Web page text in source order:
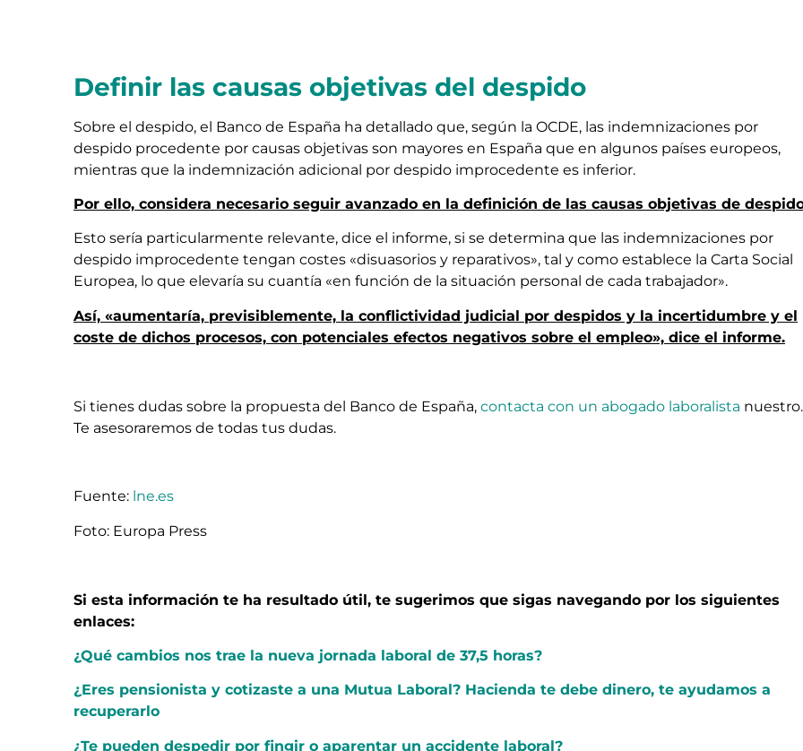
Definir las causas objetivas del despido
Sobre el despido, el Banco de España ha detallado que, según la OCDE, las indemnizaciones por
despido procedente por causas objetivas son mayores en España que en algunos países europeos,
mientras que la indemnización adicional por despido improcedente es inferior.
Por ello, considera necesario seguir avanzado en la definición de las causas objetivas de
Esto sería particularmente relevante, dice el informe, si se determina que las indemnizaciones por
despido improcedente tengan costes «disuasorios y reparativos», tal y como establece la Carta Social
Europea, lo que elevaría su cuantía «en función de la situación personal de cada trabajador».
Así, «aumentaría, previsiblemente, la conflictividad judicial por despidos y la incertidumbre y el
coste de dichos procesos, con potenciales efectos negativos sobre el empleo», dice el informe.
Si tienes dudas sobre la propuesta del Banco de España, contacta con un abogado laboralista nuestro.
Te asesoraremos de todas tus dudas.
Fuente: lne.es
Foto: Europa Press
Si esta información te ha resultado útil, te sugerimos que sigas navegando por los siguientes
enlaces:
¿Qué cambios nos trae la nueva jornada laboral de 37,5 horas?
¿Eres pensionista y cotizaste a una Mutua Laboral? Hacienda te debe dinero, te ayudamos a
recuperarlo
¿Te pueden despedir por fingir o aparentar un accidente laboral?